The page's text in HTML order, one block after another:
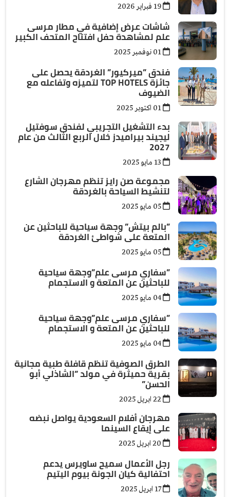
شاشات عرض إضافية في مطار مرسى
علم لمشاهدة حفل افتتاح المتحف الكبير
فندق ”ميركيور” الغردقة يحصل على
جائزة TOP HOTELS لتميزه وتفاعله مع
الضيوف
بدء التشغيل التجريبي لفندق سوفتيل
ليجيند بيراميدز خلال الربع الثالث من عام
2027
مجموعة صن رايز تنظم مهرجان الشارع
لتنشيط السياحة بالغردقة
”بالم بيتش” وجهة سياحية للباحثين عن
المتعة على شواطئ الغردقة
”سفاري مرسى علم”وجهة سياحية
للباحثين عن المتعة و الاستجمام
”سفاري مرسى علم”وجهة سياحية
للباحثين عن المتعة و الاستجمام
الطرق الصوفية تنظم قافلة طبية مجانية
بقرية حميثرة في مولد ”الشاذلي أبو
الحسن”
مهرجان أفلام السعودية يواصل نبضه
على إيقاع السينما
رجل الأعمال سميح ساويرس يدعم
احتفالية كيان الجونة بيوم اليتيم
17 ابريل 2025